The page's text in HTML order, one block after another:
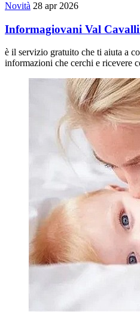
Novità 28 apr 2026
Informagiovani Val
è il servizio gratuito che ti aiuta a
informazioni che cerchi e ricevere